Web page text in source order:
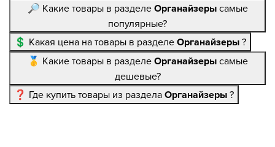
🔎 Какие товары в разделеОрганайзерысамые
популярные?
💲 Какая цена на товары в разделеОрганайзеры?
🥇 Какие товары в разделеОрганайзерысамые
дешевые?
❓ Где купить товары из разделаОрганайзеры?